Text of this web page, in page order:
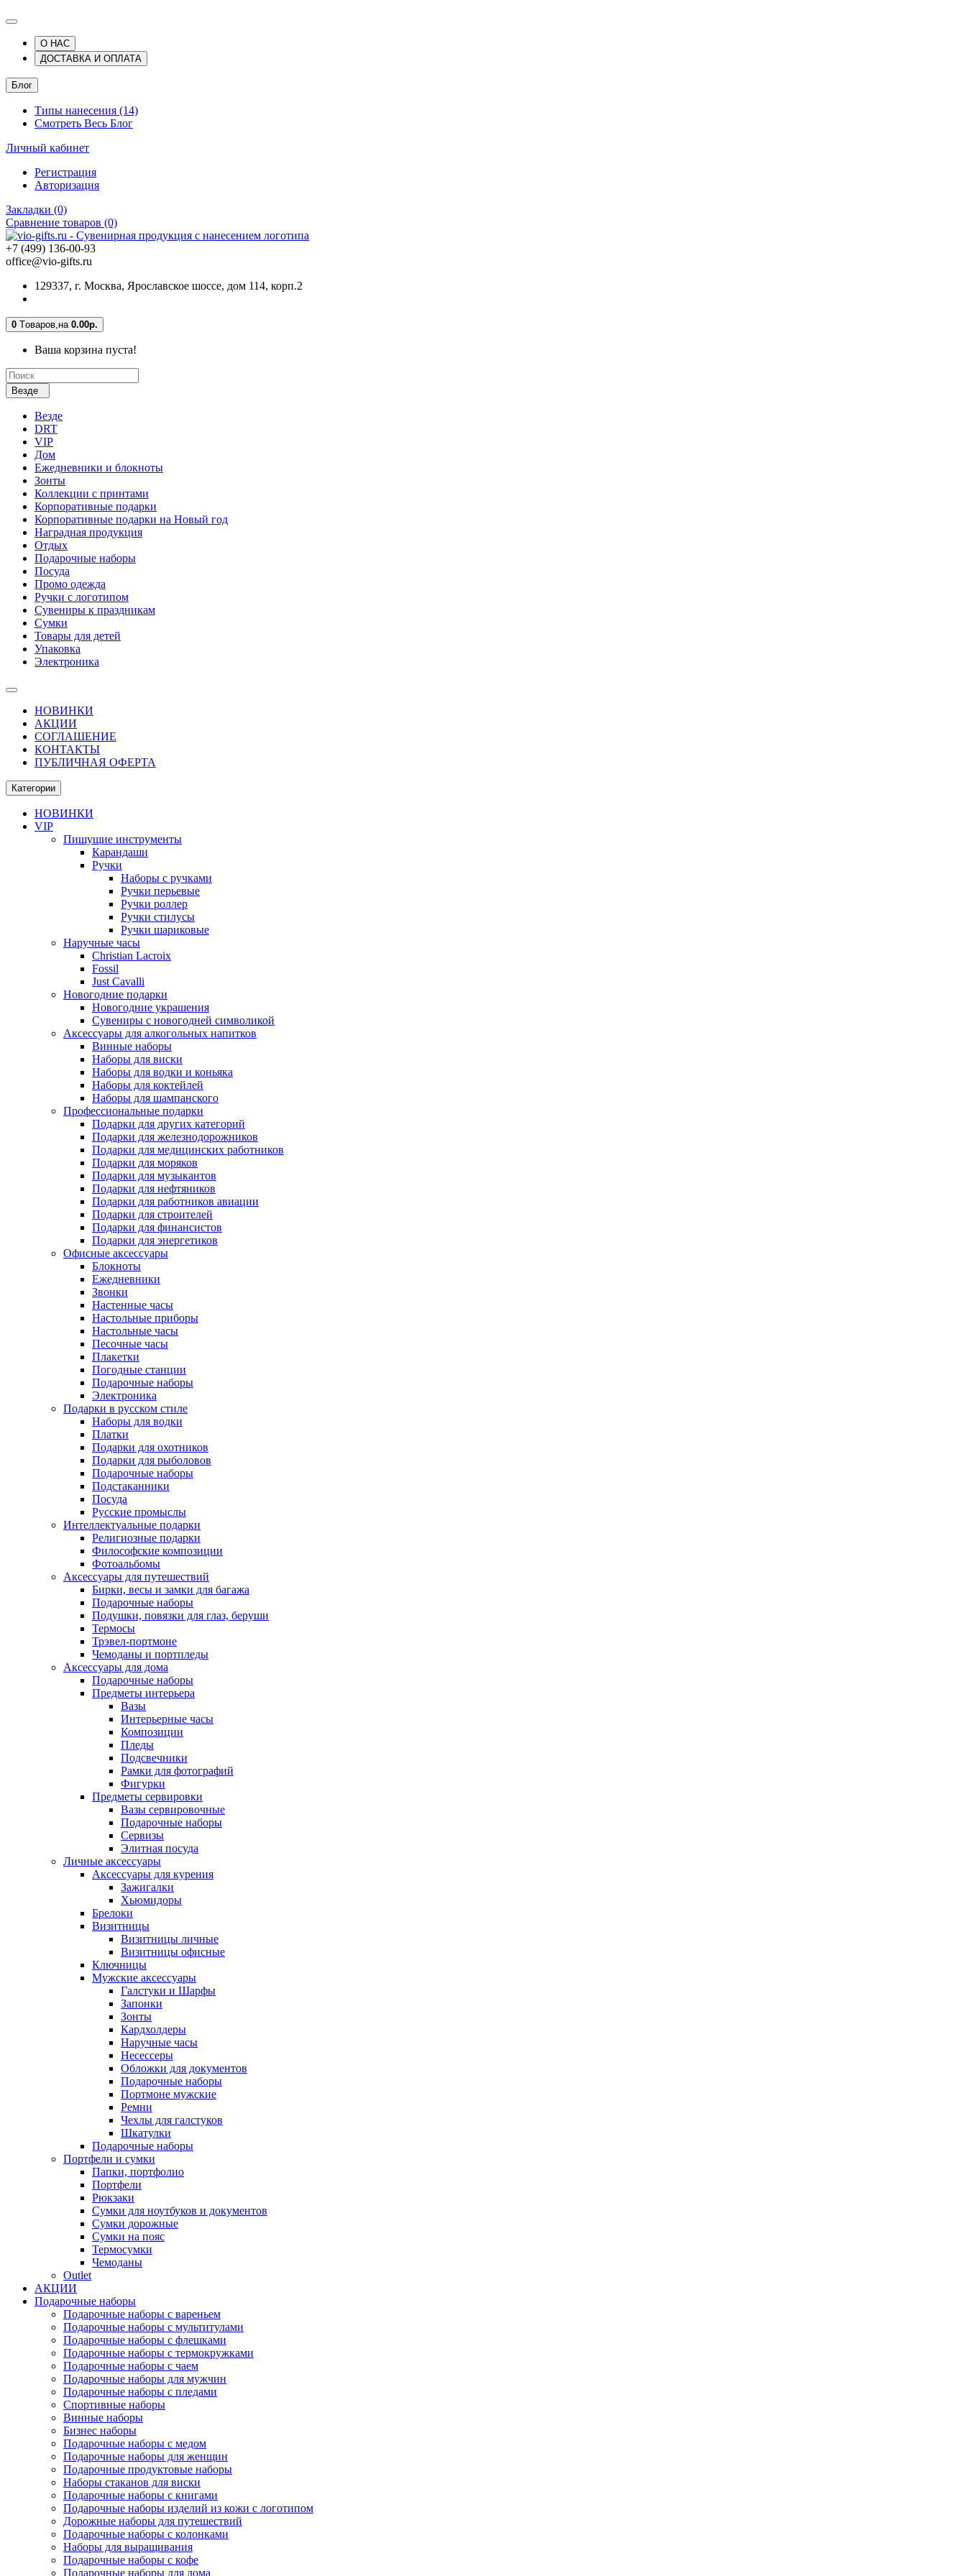
О НАС
ДОСТАВКА И ОПЛАТА
Блог
Типы нанесения (14)
Смотреть Весь Блог
Личный кабинет
Регистрация
Авторизация
Закладки (0)
Сравнение товаров (0)
+7 (499) 136-00-93
office@vio-gifts.ru
129337, г. Москва, Ярославское шоссе, дом 114, корп.2
0 Tоваров,на 0.00р.
Ваша корзина пуста!
Везде
Везде
DRT
VIP
Дом
Ежедневники и блокноты
Зонты
Коллекции с принтами
Корпоративные подарки
Корпоративные подарки на Новый год
Наградная продукция
Отдых
Подарочные наборы
Посуда
Промо одежда
Ручки с логотипом
Сувениры к праздникам
Сумки
Товары для детей
Упаковка
Электроника
НОВИНКИ
АКЦИИ
СОГЛАШЕНИЕ
КОНТАКТЫ
ПУБЛИЧНАЯ ОФЕРТА
Категории
НОВИНКИ
VIP
Пишущие инструменты
Карандаши
Ручки
Наборы с ручками
Ручки перьевые
Ручки роллер
Ручки стилусы
Ручки шариковые
Наручные часы
Christian Lacroix
Fossil
Just Cavalli
Новогодние подарки
Новогодние украшения
Сувениры с новогодней символикой
Аксессуары для алкогольных напитков
Винные наборы
Наборы для виски
Наборы для водки и коньяка
Наборы для коктейлей
Наборы для шампанского
Профессиональные подарки
Подарки для других категорий
Подарки для железнодорожников
Подарки для медицинских работников
Подарки для моряков
Подарки для музыкантов
Подарки для нефтяников
Подарки для работников авиации
Подарки для строителей
Подарки для финансистов
Подарки для энергетиков
Офисные аксессуары
Блокноты
Ежедневники
Звонки
Настенные часы
Настольные приборы
Настольные часы
Песочные часы
Плакетки
Погодные станции
Подарочные наборы
Электроника
Подарки в русском стиле
Наборы для водки
Платки
Подарки для охотников
Подарки для рыболовов
Подарочные наборы
Подстаканники
Посуда
Русские промыслы
Интеллектуальные подарки
Религиозные подарки
Философские композиции
Фотоальбомы
Аксессуары для путешествий
Бирки, весы и замки для багажа
Подарочные наборы
Подушки, повязки для глаз, беруши
Термосы
Трэвел-портмоне
Чемоданы и портпледы
Аксессуары для дома
Подарочные наборы
Предметы интерьера
Вазы
Интерьерные часы
Композиции
Пледы
Подсвечники
Рамки для фотографий
Фигурки
Предметы сервировки
Вазы сервировочные
Подарочные наборы
Сервизы
Элитная посуда
Личные аксессуары
Аксессуары для курения
Зажигалки
Хьюмидоры
Брелоки
Визитницы
Визитницы личные
Визитницы офисные
Ключницы
Мужские аксессуары
Галстуки и Шарфы
Запонки
Зонты
Кардхолдеры
Наручные часы
Несессеры
Обложки для документов
Подарочные наборы
Портмоне мужские
Ремни
Чехлы для галстуков
Шкатулки
Подарочные наборы
Портфели и сумки
Папки, портфолио
Портфели
Рюкзаки
Сумки для ноутбуков и документов
Сумки дорожные
Сумки на пояс
Термосумки
Чемоданы
Outlet
АКЦИИ
Подарочные наборы
Подарочные наборы с вареньем
Подарочные наборы с мультитулами
Подарочные наборы с флешками
Подарочные наборы с термокружками
Подарочные наборы с чаем
Подарочные наборы для мужчин
Подарочные наборы с пледами
Спортивные наборы
Винные наборы
Бизнес наборы
Подарочные наборы с медом
Подарочные наборы для женщин
Подарочные продуктовые наборы
Наборы стаканов для виски
Подарочные наборы с книгами
Подарочные наборы изделий из кожи с логотипом
Дорожные наборы для путешествий
Подарочные наборы с колонками
Наборы для выращивания
Подарочные наборы с кофе
Подарочные наборы для дома